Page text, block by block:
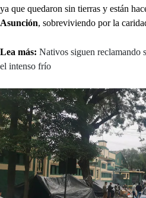
ya que quedaron sin tierras y están
Asunción, sobreviviendo por la
Lea más: Nativos siguen reclamando
el intenso frío